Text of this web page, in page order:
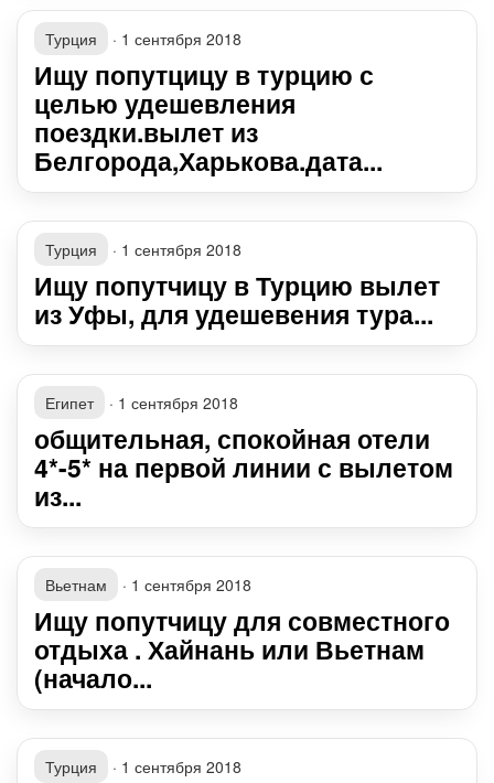
Турция · 1 сентября 2018
Ищу попутцицу в турцию с
целью удешевления
поездки.вылет из
Белгорода,Харькова.дата...
Турция · 1 сентября 2018
Ищу попутчицу в Турцию вылет
из Уфы, для удешевения тура...
Египет · 1 сентября 2018
общительная, спокойная отели
4*-5* на первой линии с вылетом
из...
Вьетнам · 1 сентября 2018
Ищу попутчицу для совместного
отдыха . Хайнань или Вьетнам
(начало...
Турция · 1 сентября 2018